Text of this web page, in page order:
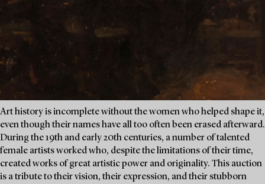
Art history is incomplete without the women who helped shape it,
even though their names have all too often been erased afterward.
During the 19th and early 20th centuries, a number of talented
female artists worked who, despite the limitations of their time,
created works of great artistic power and originality. This auction
is a tribute to their vision, their expression, and their stubborn